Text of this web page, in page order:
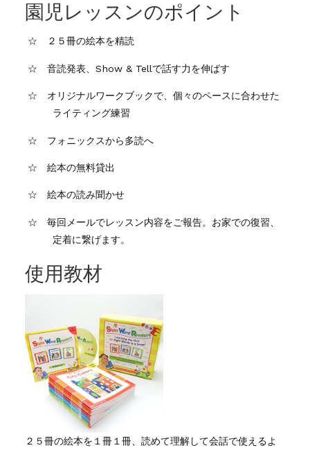
園児レッスンのポイント
☆ ２５冊の絵本を精読
☆ 音読発表、Show & Tellで話す力を伸ばす
☆ オリジナルワークブックで、個々のペースに合わせた
ライティング練習
☆ フォニックスから多読へ
☆ 絵本の無料貸出
☆ 絵本の読み聞かせ
☆ 毎回メールでレッスン内容をご報告。お家での復習、
定着に繋げます。
使用教材
２５冊の絵本を１冊１冊、読めて理解して会話で使えるよ